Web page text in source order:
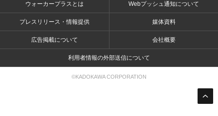
ウォーカープラスとは Webプッシュ通知について
プレスリリース・情報提供 媒体資料
広告掲載について 会社概要
利用者情報の外部送信について
©KADOKAWA CORPORATION